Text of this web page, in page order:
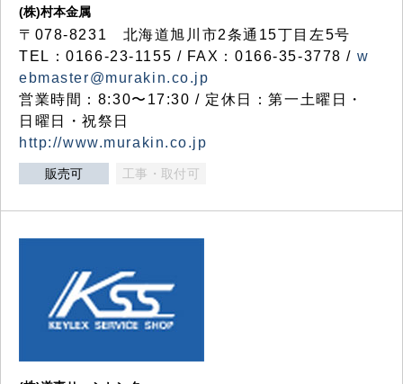
(株)村本金属
〒078-8231 北海道旭川市2条通15丁目左5号
TEL：0166-23-1155 / FAX：0166-35-3778 / w
ebmaster@murakin.co.jp
営業時間：8:30〜17:30 / 定休日：第一土曜日・
日曜日・祝祭日
http://www.murakin.co.jp
販売可 工事・取付可